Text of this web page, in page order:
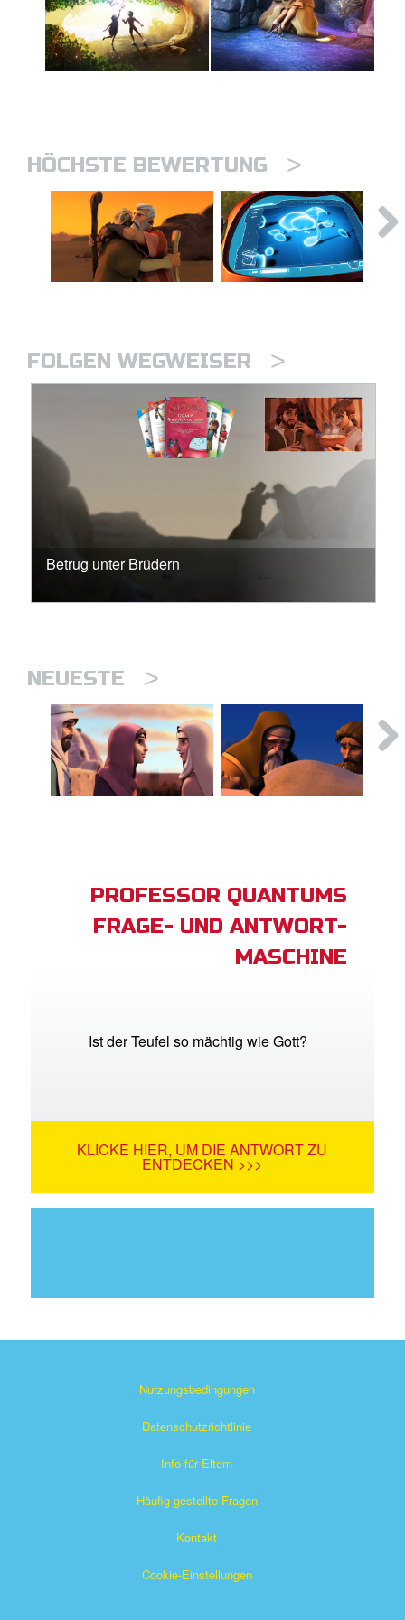
HÖCHSTE BEWERTUNG >
FOLGEN WEGWEISER >
Betrug unter Brüdern
NEUESTE >
PROFESSOR QUANTUMS
FRAGE- UND ANTWORT-
MASCHINE
Ist der Teufel so mächtig wie Gott?
KLICKE HIER, UM DIE ANTWORT ZU
ENTDECKEN >>>
Nutzungsbedingungen
Datenschutzrichtlinie
Info für Eltern
Häufig gestellte Fragen
Kontakt
Cookie-Einstellungen